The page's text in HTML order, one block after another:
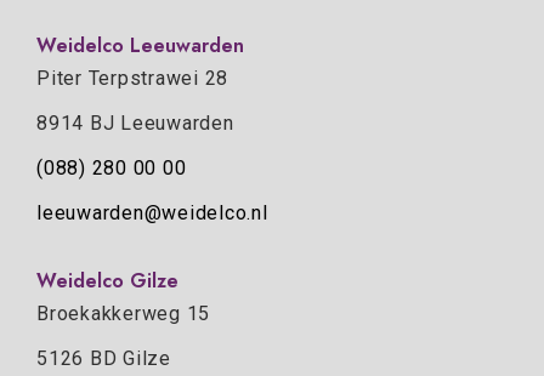
Weidelco Leeuwarden
Piter Terpstrawei 28
8914 BJ Leeuwarden
(088) 280 00 00
leeuwarden@weidelco.nl
Weidelco Gilze
Broekakkerweg 15
5126 BD Gilze